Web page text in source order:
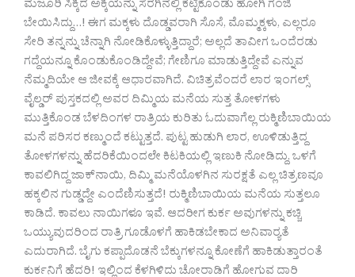
ಮಜೂರಿ ಸಿಕ್ಕಿದ ಅಕ್ಕಿಯನ್ನು ಸೆರಗಿನಲ್ಲಿ ಕಟ್ಟಿಕೊಂಡು ಹೋಗಿ ಗಂಜಿ
ಬೇಯಿಸಿದ್ದು…! ಈಗ ಮಕ್ಕಳು ದೊಡ್ಡವರಾಗಿ ಸೊಸೆ, ಮೊಮ್ಮಕ್ಕಳು, ಎಲ್ಲರೂ
ಸೇರಿ ತನ್ನನ್ನು ಚೆನ್ನಾಗಿ ನೋಡಿಕೊಳ್ಳುತ್ತಿದ್ದಾರೆ; ಅಲ್ಲದೆ ತಾವೀಗ ಒಂದೆರಡು
ಗದ್ದೆಯನ್ನೂ ಕೊಂಡುಕೊಂಡಿದ್ದೇವೆ; ಗೇಣಿಗೂ ಮಾಡುತ್ತಿದ್ದೇವೆ ಎನ್ನುವ
ನೆಮ್ಮದಿಯೇ ಆ ಜೀವಕ್ಕೆ ಆಧಾರವಾಗಿದೆ. ವಿಚಿತ್ರವೆಂದರೆ ಲಾರ ಇಂಗಲ್ಸ್
ವೈಲ್ಡರ್ ಪುಸ್ತಕದಲ್ಲಿ ಅವರ ದಿಮ್ಮಿಯ ಮನೆಯ ಸುತ್ತ ತೋಳಗಳು
ಮುತ್ತಿಕೊಂಡ ಬೆಳದಿಂಗಳ ರಾತ್ರಿಯ ಕುರಿತು ಓದುವಾಗೆಲ್ಲ ರುಕ್ಮಿಣಿಬಾಯಿಯ
ಮನೆ ಪರಿಸರ ಕಣ್ಮುಂದೆ ಕಟ್ಟುತ್ತದೆ. ಪುಟ್ಟ ಹುಡುಗಿ ಲಾರ, ಊಳಿಡುತ್ತಿದ್ದ
ತೋಳಗಳನ್ನು ಹೆದರಿಕೆಯಿಂದಲೇ ಕಿಟಕಿಯಲ್ಲಿ ಇಣುಕಿ ನೋಡಿದ್ದು, ಒಳಗೆ
ಕಾವಲಿಗಿದ್ದ ಜಾಕ್‌ನಾಯಿ, ದಿಮ್ಮಿ ಮನೆಯೊಳಗಿನ ಸುರಕ್ಷತೆ ಎಲ್ಲ ಚಿತ್ರಣವೂ
ಹಕ್ಕಲಿನ ಗುಡ್ಡದ್ದೇ ಎಂದೆಣಿಸುತ್ತದೆ! ರುಕ್ಮಿಣಿಬಾಯಿಯ ಮನೆಯ ಸುತ್ತಲೂ
ಕಾಡಿದೆ. ಕಾವಲು ನಾಯಿಗಳೂ ಇವೆ. ಆದರೀಗ ಕುರ್ಕ ಅವುಗಳನ್ನು ಕಚ್ಚಿ
ಒಯ್ಯುವುದರಿಂದ ರಾತ್ರಿ ಗೂಡೊಳಗೆ ಹಾಕಿಡಬೇಕಾದ ಅನಿವಾರ‍್ಯತೆ
ಎದುರಾಗಿದೆ. ಬೈಗು ಕಪ್ಪಾದೊಡನೆ ಬೆಕ್ಕುಗಳನ್ನೂ ಕೋಣೆಗೆ ಹಾಕಿಡುತ್ತಾರಂತೆ
ಕುರ್ಕನಿಗೆ ಹೆದರಿ! ಇಲ್ಲಿಂದ ಕೆಳಗಿಳಿದು ಚೋರಾಡಿಗೆ ಹೋಗುವ ದಾರಿ